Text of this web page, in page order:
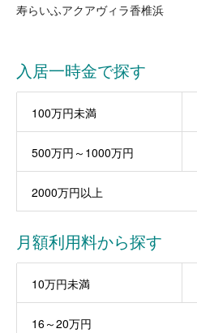
寿らいふアクアヴィラ香椎浜
入居一時金で探す
100万円未満
500万円～1000万円
2000万円以上
月額利用料から探す
10万円未満
16～20万円